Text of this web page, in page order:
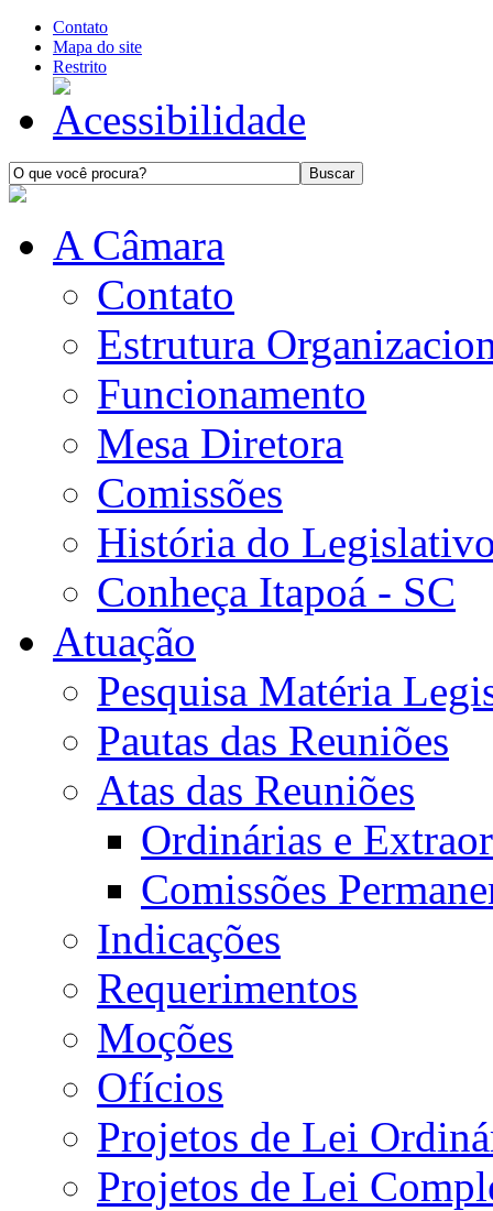
Contato
Mapa do site
Restrito
A Câmara
Contato
Estrutura
Funcionamento
Mesa Diretora
Comissões
História do
Conheça Itapoá - SC
Atuação
Pesquisa Matéria
Pautas das Reuniões
Atas das Reuniões
Ordinárias e
Comissões
Indicações
Requerimentos
Moções
Ofícios
Projetos de Lei
Projetos de Lei